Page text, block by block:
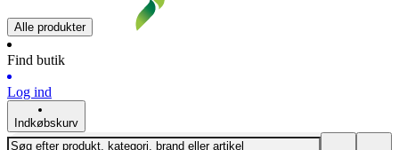
Alle produkter
Find butik
Log ind
Indkøbskurv